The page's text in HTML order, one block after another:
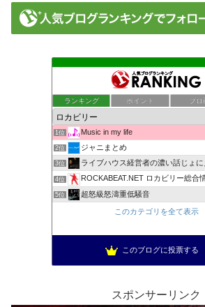
ランキング ポイント ブロ
1位 Music in my life
2位 ジャニまとめ
3位 ライブハウス経営者の濃い話じょ
4位 ROCKABEAT.NET ロカビリー総合
5位 超怒級怒濤重低騒音
このカテゴリを全て表示
このブログに投票する
スポンサーリンク